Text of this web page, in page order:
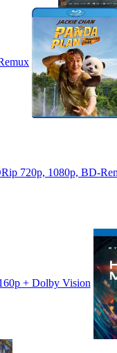
720p, 1080p, BD-
+ Dolby Vision